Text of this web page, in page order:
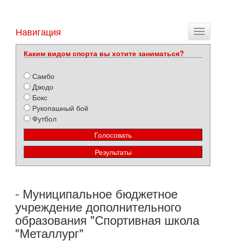
Toggle
Навигация
Каким видом спорта вы хотите заниматься?
Самбо
Дзюдо
Бокс
Рукопашный бой
Футбол
- Муниципальное бюджетное
учреждение дополнительного
образования "Спортивная школа
"Металлург"